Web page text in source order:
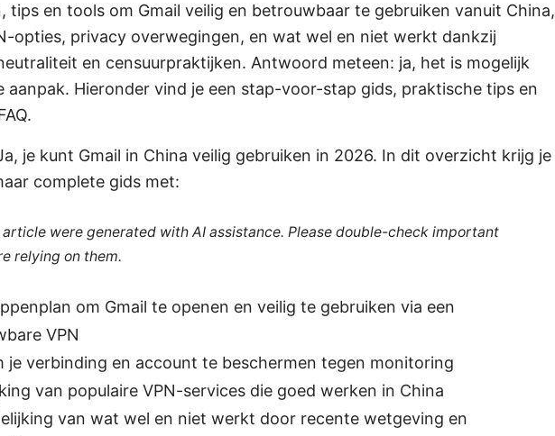
tips en tools om Gmail veilig en betrouwbaar te gebruiken vanuit China,
opties, privacy overwegingen, en wat wel en niet werkt dankzij
en censuurpraktijken. Antwoord meteen: ja, het is mogelijk
aanpak. Hieronder vind je een stap-voor-stap gids, praktische tips en
je kunt Gmail in China veilig gebruiken in 2026. In dit overzicht krijg je
complete gids met:
were generated with AI assistance. Please double-check important
relying on them.
om Gmail te openen en veilig te gebruiken via een
VPN
je verbinding en account te beschermen tegen monitoring
van populaire VPN-services die goed werken in China
van wat wel en niet werkt door recente wetgeving en